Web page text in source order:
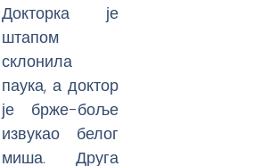
Докторка је
штапом
склонила
паука, а доктор
је брже-боље
извукао белог
миша. Друга